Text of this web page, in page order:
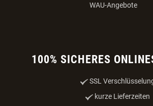
WAU-Angebote
100% SICHERES
SSL
kurze Lieferzeiten